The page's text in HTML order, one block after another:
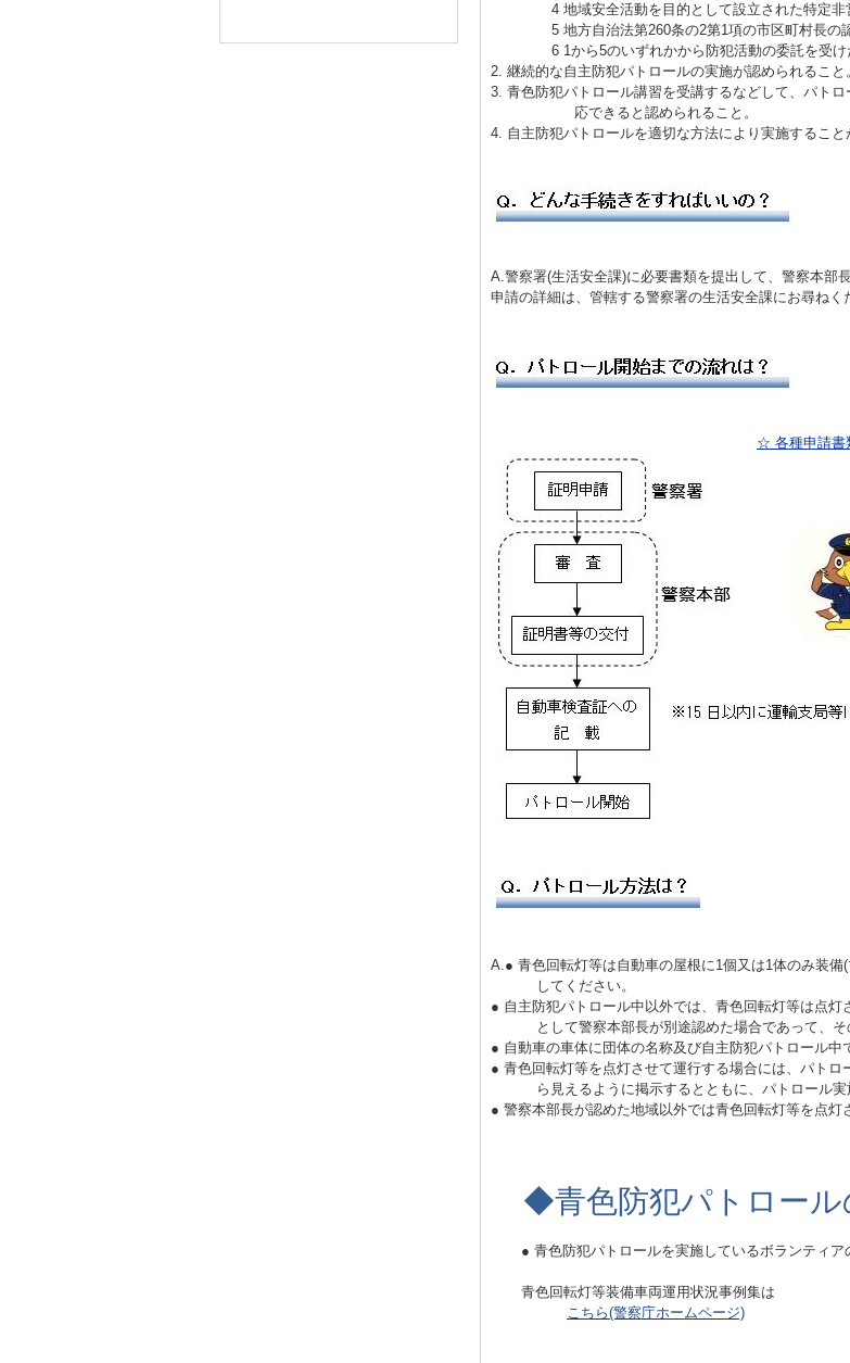
4 地域安全活動を目的として設立された特定
5 地方自治法第260条の2第1項の市区町村長の
6 1から5のいずれかから防犯活動の委託を受け
2. 継続的な自主防犯パトロールの実施が認められること
3. 青色防犯パトロール講習を受講するなどして、パト
応できると認められること。
4. 自主防犯パトロールを適切な方法により実施すること
A.警察署(生活安全課)に必要書類を提出して、警察本部
申請の詳細は、管轄する警察署の生活安全課にお尋ねく
☆ 各種申請書
A.● 青色回転灯等は自動車の屋根に1個又は1体のみ装
してください。
● 自主防犯パトロール中以外では、青色回転灯等は点
として警察本部長が別途認めた場合であって、
● 自動車の車体に団体の名称及び自主防犯パトロール中
● 青色回転灯等を点灯させて運行する場合には、パト
ら見えるように掲示するとともに、パトロール実
● 警察本部長が認めた地域以外では青色回転灯等を点灯
◆青色防犯パトロー
● 青色防犯パトロールを実施しているボランティア
青色回転灯等装備車両運用状況事例集は
こちら(警察庁ホームページ)